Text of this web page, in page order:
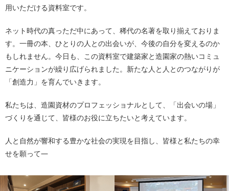
用いただける資料室です。
ネット時代の真っただ中にあって、稀代の名著を取り揃えておりま
す。一冊の本、ひとりの人との出会いが、今後の自分を変えるのか
もしれません。今日も、この資料室で建築家と造園家の熱いコミュ
ニケーションが繰り広げられました。新たな人と人とのつながりが
「創造力」を育んでいきます。
私たちは、造園資材のプロフェッショナルとして、「出会いの場」
づくりを通じて、皆様のお役に立ちたいと考えています。
人と自然が響和する豊かな社会の実現を目指し、皆様と私たちの幸
せを願って―